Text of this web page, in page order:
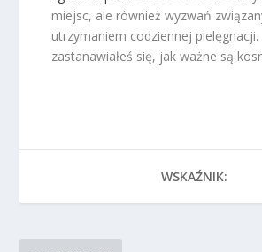
miejsc, ale również wyzwań
utrzymaniem codziennej pielęgnacji.
zastanawiałeś się, jak ważne są
WSKAŹNIK: